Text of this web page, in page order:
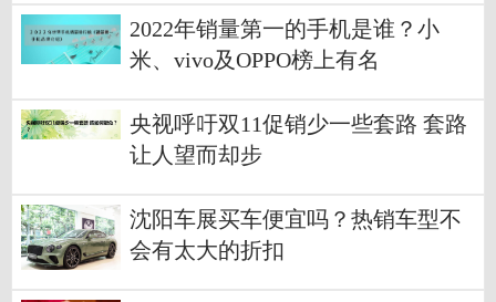
2022年销量第一的手机是谁？小
米、vivo及OPPO榜上有名
央视呼吁双11促销少一些套路 套路
让人望而却步
沈阳车展买车便宜吗？热销车型不
会有太大的折扣